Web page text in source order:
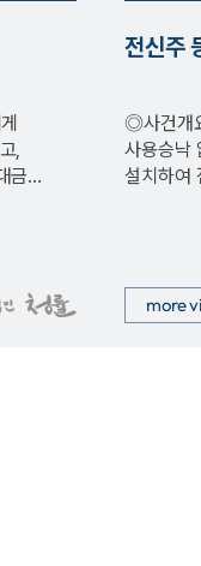
,
금
전신주
◎사건개요 1. 피고가 원
사용승낙 없이 원고들의
설치하여
more